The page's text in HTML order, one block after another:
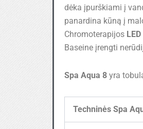
dėka įpurškiami į
panardina kūną į
Chromoterapijos
Baseine įrengti
Spa Aqua 8 yra
Techninės Spa